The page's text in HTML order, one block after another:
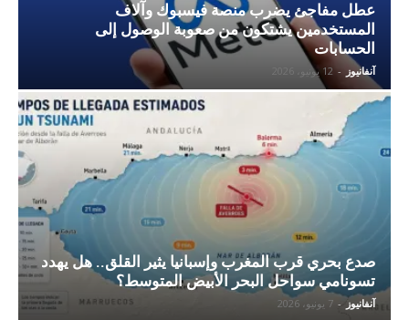
عطل مفاجئ يضرب منصة فيسبوك وآلاف
المستخدمين يشتكون من صعوبة الوصول إلى
الحسابات
آنفانيوز - 12 يونيو، 2026
صدع بحري قرب المغرب وإسبانيا يثير القلق.. هل يهدد
تسونامي سواحل البحر الأبيض المتوسط؟
آنفانيوز - 7 يونيو، 2026